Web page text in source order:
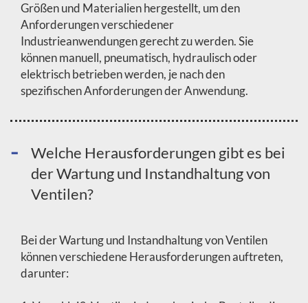
Größen und Materialien hergestellt, um den
Anforderungen verschiedener
Industrieanwendungen gerecht zu werden. Sie
können manuell, pneumatisch, hydraulisch oder
elektrisch betrieben werden, je nach den
spezifischen Anforderungen der Anwendung.
Welche Herausforderungen gibt es bei
der Wartung und Instandhaltung von
Ventilen?
Bei der Wartung und Instandhaltung von Ventilen
können verschiedene Herausforderungen auftreten,
darunter: